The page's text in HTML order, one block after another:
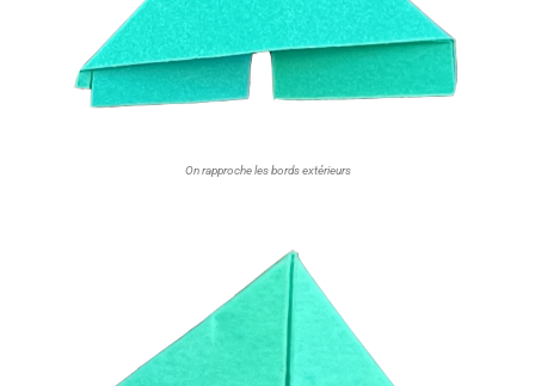
On rapproche les bords extérieurs